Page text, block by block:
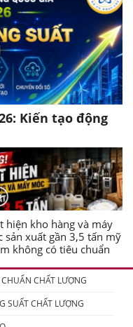
Kiến tạo động
hiện kho hàng và máy
sản xuất gần 3,5 tấn mỹ
không có tiêu chuẩn
CHẤT LƯỢNG
SUẤT CHẤT LƯỢNG